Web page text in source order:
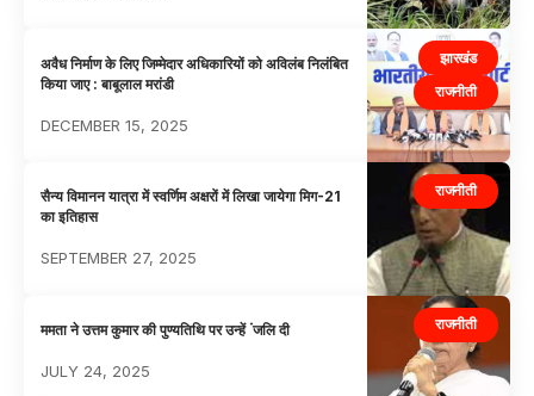
झारखंड
राजनीती
अवैध निर्माण के लिए जिम्मेदार अधिकारियों को अविलंब निलंबित
किया जाए : बाबूलाल मरांडी
DECEMBER 15, 2025
राजनीती
सैन्य विमानन यात्रा में स्वर्णिम अक्षरों में लिखा जायेगा मिग-21
का इतिहास
SEPTEMBER 27, 2025
राजनीती
ममता ने उत्तम कुमार की पुण्यतिथि पर उन्हें ंजलि दी
JULY 24, 2025